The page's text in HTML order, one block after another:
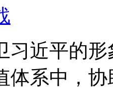
习近平的
体系中，